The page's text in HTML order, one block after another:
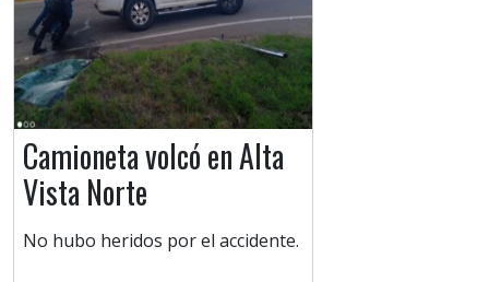
Camioneta volcó en Alta
Vista Norte
No hubo heridos por el accidente.